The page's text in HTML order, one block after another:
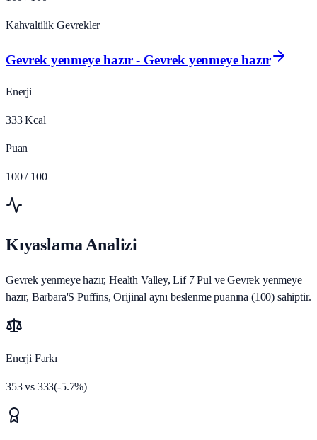
Kahvaltilik Gevrekler
Gevrek yenmeye hazır - Gevrek yenmeye hazır
Enerji
333 Kcal
Puan
100 / 100
Kıyaslama Analizi
Gevrek yenmeye hazır, Health Valley, Lif 7 Pul ve Gevrek yenmeye
hazır, Barbara'S Puffins, Orijinal aynı beslenme puanına (100) sahiptir.
Enerji Farkı
353vs 333(-5.7%)